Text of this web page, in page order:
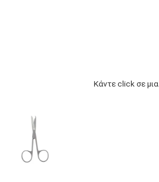
Κάντε click σε